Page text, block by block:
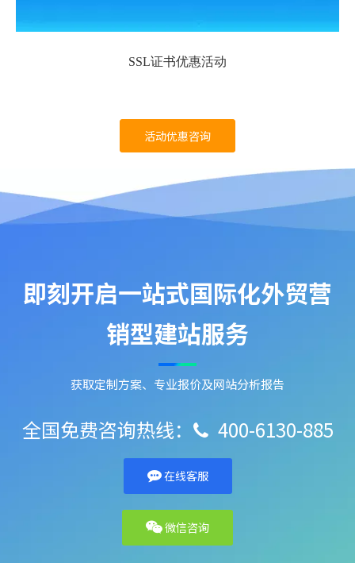
SSL证书优惠活动
活动优惠咨询
即刻开启一站式国际化外贸营
销型建站服务
获取定制方案、专业报价及网站分析报告
全国免费咨询热线：  400-6130-885
在线客服
微信咨询